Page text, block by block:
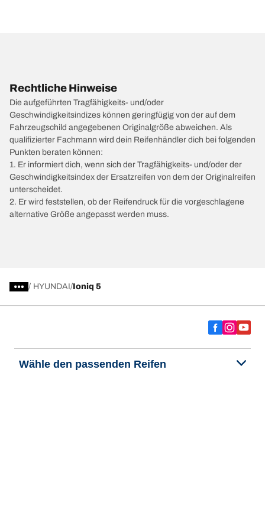
Rechtliche Hinweise
Die aufgeführten Tragfähigkeits- und/oder
Geschwindigkeitsindizes können geringfügig von der auf dem
Fahrzeugschild angegebenen Originalgröße abweichen. Als
qualifizierter Fachmann wird dein Reifenhändler dich bei folgenden
Punkten beraten können:
1. Er informiert dich, wenn sich der Tragfähigkeits- und/oder der
Geschwindigkeitsindex der Ersatzreifen von dem der Originalreifen
unterscheidet.
2. Er wird feststellen, ob der Reifendruck für die vorgeschlagene
alternative Größe angepasst werden muss.
/ HYUNDAI Ioniq 5
Wähle den passenden Reifen